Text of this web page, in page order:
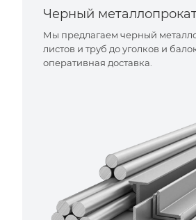
Черный
Мы предлагаем черный
листов и труб до уголков и
оперативная доставка.